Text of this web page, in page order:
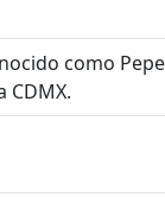
como